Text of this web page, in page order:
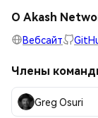
О Akash
Вебсайт
Члены
Greg Osuri